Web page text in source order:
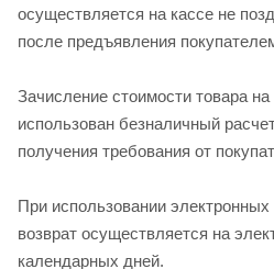
осуществляется на кассе не
после предъявления
Зачисление стоимости товара
использован безналичный
получения требования от
При использовании
возврат осуществляется на
календарных дней.